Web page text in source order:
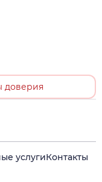
доверия
услугиКонтакты